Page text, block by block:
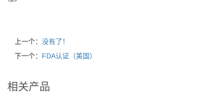
上一个： 没有了！
下一个： FDA认证（美国）
相关产品